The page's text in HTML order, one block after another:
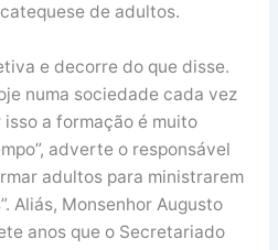
de adultos.
e decorre do que disse.
numa sociedade cada vez
a formação é muito
adverte o responsável
adultos para ministrarem
Aliás, Monsenhor Augusto
anos que o Secretariado